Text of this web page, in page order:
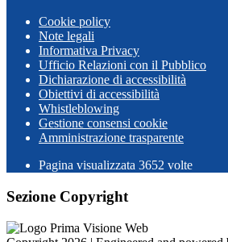
Cookie policy
Note legali
Informativa Privacy
Ufficio Relazioni con il Pubblico
Dichiarazione di accessibilità
Obiettivi di accessibilità
Whistleblowing
Gestione consensi cookie
Amministrazione trasparente
Pagina visualizzata 3652 volte
Sezione Copyright